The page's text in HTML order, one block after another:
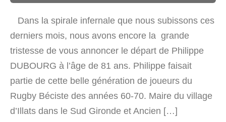
Dans la spirale infernale que nous subissons ces
derniers mois, nous avons encore la grande
tristesse de vous annoncer le départ de Philippe
DUBOURG à l’âge de 81 ans. Philippe faisait
partie de cette belle génération de joueurs du
Rugby Béciste des années 60-70. Maire du village
d’Illats dans le Sud Gironde et Ancien […]